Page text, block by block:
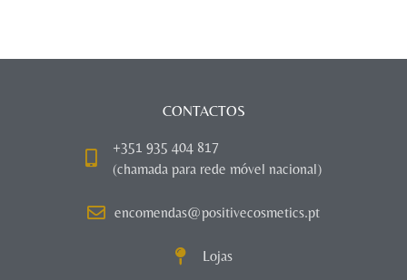
CONTACTOS
+351 935 404 817
(chamada para rede móvel nacional)
encomendas@positivecosmetics.pt
Lojas